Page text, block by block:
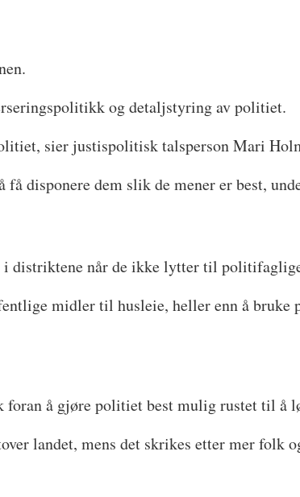
og detaljstyring av politiet.
sier justispolitisk talsperson Mari
disponere dem slik de mener er best,
i distriktene når de ikke lytter til
midler til husleie, heller enn å bruke
å gjøre politiet best mulig rustet til å
landet, mens det skrikes etter mer folk